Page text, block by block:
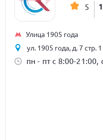
5
Улица 1905 года
ул. 1905 года, д. 7 стр. 1
пн - пт с 8:00-21:00,